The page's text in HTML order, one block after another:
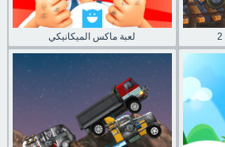
لعبة ماكس الميكانيكي